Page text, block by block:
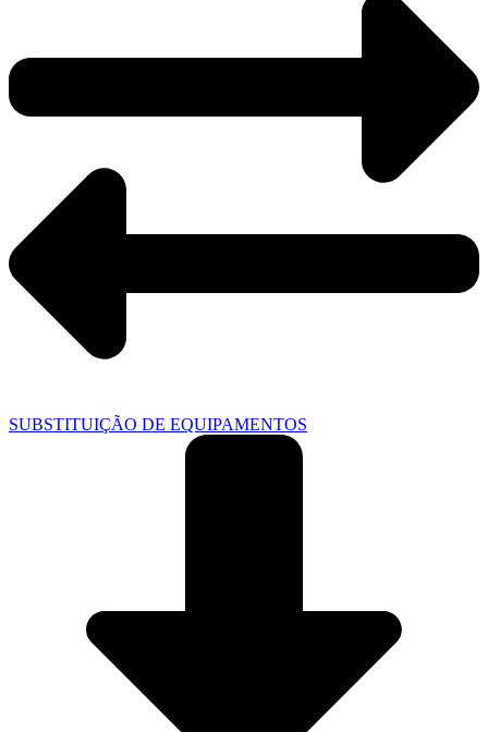
SUBSTITUIÇÃO DE EQUIPAMENTOS